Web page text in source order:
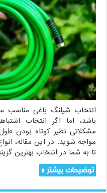
بهترین
باغی
برای
نیازهای
شما
انتخاب شیلنگ باغی مناسب
باشد، اما اگر انتخاب
مشکلاتی نظیر کوتاه بودن
مواجه شوید. در این مقاله،
تا به شما در انتخاب بهترین
توضیحات بیشتر »